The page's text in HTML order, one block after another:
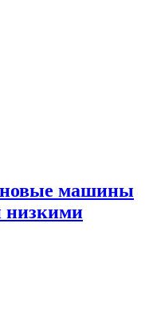
новые машины
низкими